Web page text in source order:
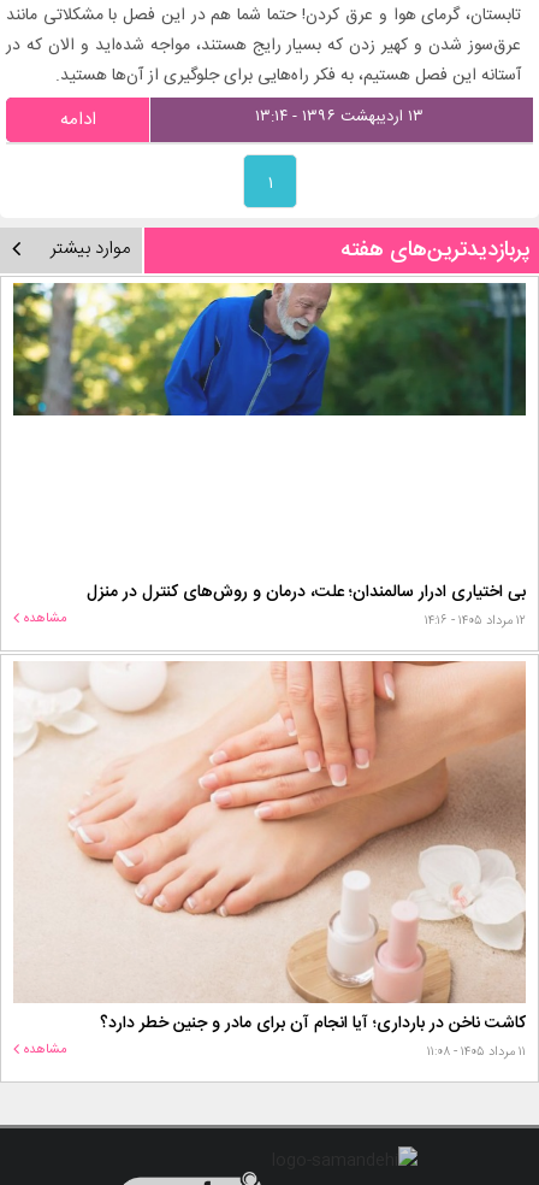
تابستان، گرمای هوا و عرق کردن! حتما شما هم در این فصل با مشکلاتی مانند
عرق‌سوز شدن و کهیر زدن که بسیار رایج هستند، مواجه شده‌اید و الان که در
آستانه این فصل هستیم، به فکر راه‌هایی برای جلوگیری از آن‌ها هستید.
۱۳ اردیبهشت ۱۳۹۶ - ۱۳:۱۴ ادامه
۱
پربازدیدترین‌های هفته موارد بیشتر
بی اختیاری ادرار سالمندان؛ علت، درمان و روش‌های کنترل در منزل
۱۲ مرداد ۱۴۰۵ - ۱۴:۱۶ مشاهده
کاشت ناخن در بارداری؛ آیا انجام آن برای مادر و جنین خطر دارد؟
۱۱ مرداد ۱۴۰۵ - ۱۱:۰۸ مشاهده